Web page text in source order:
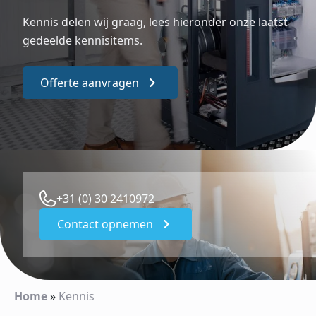
Kennis delen wij graag, lees hieronder onze laatst
gedeelde kennisitems.
Offerte aanvragen
+31 (0) 30 2410972
Contact opnemen
Home» Kennis